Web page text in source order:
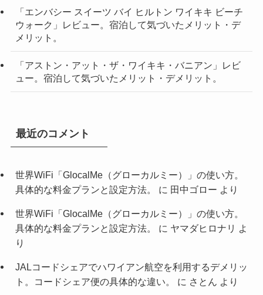
「エンバシー スイーツ バイ ヒルトン ワイキキ ビーチ
ウォーク」レビュー。宿泊して気づいたメリット・デ
メリット。
「アストン・アット・ザ・ワイキキ・バニアン」レビ
ュー。宿泊して気づいたメリット・デメリット。
最近のコメント
世界WiFi「GlocalMe（グローカルミー）」の使い方。
具体的な料金プランと設定方法。
に 田中ゴロー より
世界WiFi「GlocalMe（グローカルミー）」の使い方。
具体的な料金プランと設定方法。
に ヤマダヒロナリ よ
り
JALコードシェアでハワイアン航空を利用するデメリッ
ト。コードシェア便の具体的な違い。
に さとん より